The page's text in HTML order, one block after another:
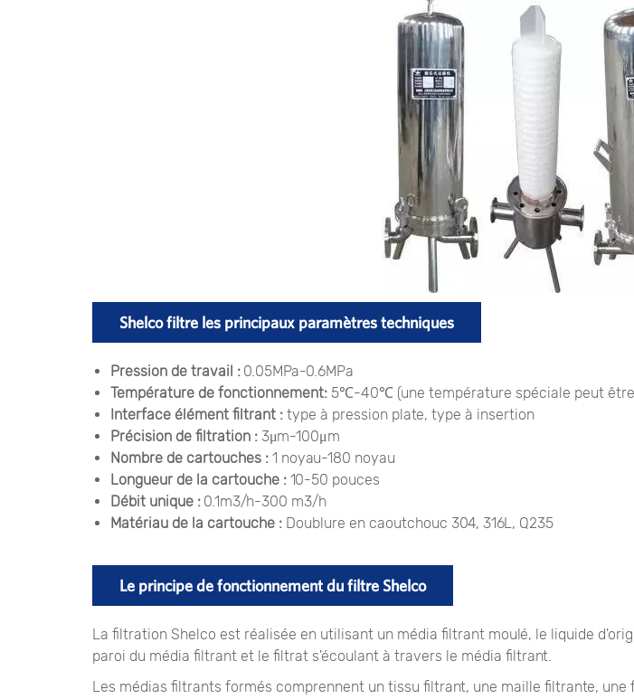
Shelco filtre les principaux paramètres techniques
Pression de travail : 0.05MPa-0.6MPa
Température de fonctionnement: 5℃-40℃ (une température spéciale peut être
Interface élément filtrant : type à pression plate, type à insertion
Précision de filtration : 3μm-100μm
Nombre de cartouches : 1 noyau-180 noyau
Longueur de la cartouche : 10-50 pouces
Débit unique : 0.1m3/h-300 m3/h
Matériau de la cartouche : Doublure en caoutchouc 304, 316L, Q235
Le principe de fonctionnement du filtre Shelco
La filtration Shelco est réalisée en utilisant un média filtrant moulé, le liquide
paroi du média filtrant et le filtrat s'écoulant à travers le média filtrant.
Les médias filtrants formés comprennent un tissu filtrant, une maille filtrante,